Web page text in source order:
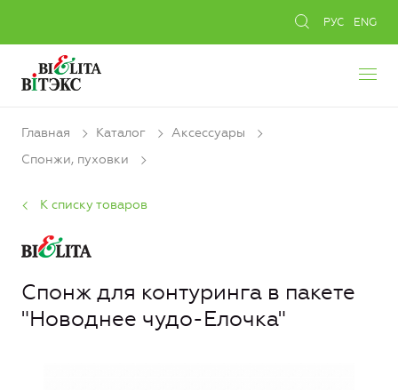
РУС ENG
Главная Каталог
Аксессуары
Спонжи, пуховки
К списку товаров
Спонж для контуринга в пакете
"Новоднее чудо-Елочка"